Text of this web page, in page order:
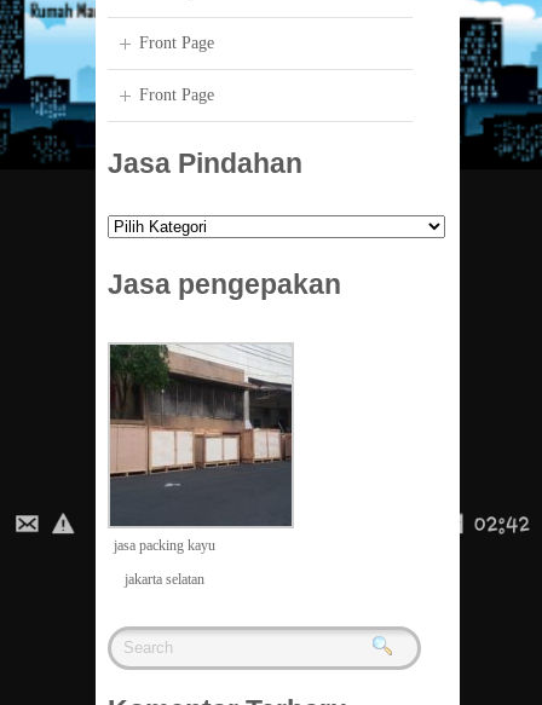
Front Page
Front Page
Jasa Pindahan
Jasa
Jasa pengepakan
jasa packing kayu
jakarta selatan